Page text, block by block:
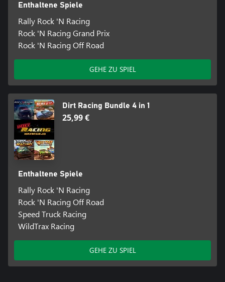
Enthaltene Spiele
Rally Rock 'N Racing
Rock 'N Racing Grand Prix
Rock 'N Racing Off Road
GEHE ZU SPIEL
Dirt Racing Bundle 4 in 1
25,99 €
Enthaltene Spiele
Rally Rock 'N Racing
Rock 'N Racing Off Road
Speed Truck Racing
WildTrax Racing
GEHE ZU SPIEL